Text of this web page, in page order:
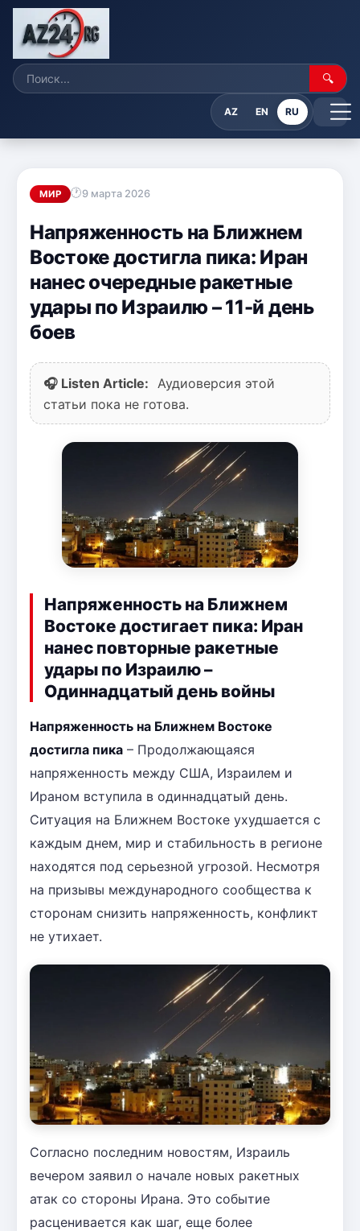
🔍
AZ EN RU
МИР 9 марта 2026
Напряженность на Ближнем
Востоке достигла пика: Иран
нанес очередные ракетные
удары по Израилю – 11-й день
боев
🎧 Listen Article:
Аудиоверсия этой
статьи пока не готова.
Напряженность на Ближнем
Востоке достигает пика: Иран
нанес повторные ракетные
удары по Израилю –
Одиннадцатый день войны
Напряженность на Ближнем Востоке
достигла пика – Продолжающаяся
напряженность между США, Израилем и
Ираном вступила в одиннадцатый день.
Ситуация на Ближнем Востоке ухудшается с
каждым днем, мир и стабильность в регионе
находятся под серьезной угрозой. Несмотря
на призывы международного сообщества к
сторонам снизить напряженность, конфликт
не утихает.
Согласно последним новостям, Израиль
вечером заявил о начале новых ракетных
атак со стороны Ирана. Это событие
расценивается как шаг, еще более